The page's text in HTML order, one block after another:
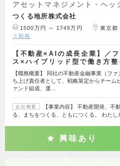
アセットマネジメント・ヘッ
つくる地所株式会社
1500万円 ～ 1749万円 東京都
ス勤務
【不動産×AIの成長企業】／
ス×ハイブリッド型で働き方
【職務概要】 同社の不動産金融事業（フ
ち上げ責任者として、戦略策定からチーム
ァンド組成、運…
会社概要
【事業内容】 不動産開発、不
る、まちをつくる、ともにつくる。 わた
興味あり